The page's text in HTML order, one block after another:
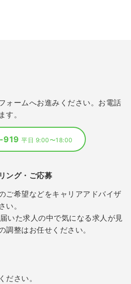
ォームへお進みください。お電話
す。
919平日 9:00〜18:00
ング・ご応募
ご希望などをキャリアアドバイザ
い。
いた求人の中で気になる求人が見
調整はお任せください。
ださい。